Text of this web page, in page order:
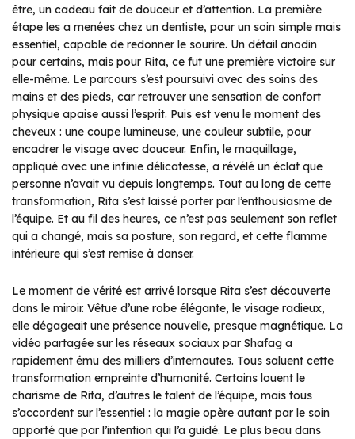
être, un cadeau fait de douceur et d’attention. La première
étape les a menées chez un dentiste, pour un soin simple mais
essentiel, capable de redonner le sourire. Un détail anodin
pour certains, mais pour Rita, ce fut une première victoire sur
elle-même. Le parcours s’est poursuivi avec des soins des
mains et des pieds, car retrouver une sensation de confort
physique apaise aussi l’esprit. Puis est venu le moment des
cheveux : une coupe lumineuse, une couleur subtile, pour
encadrer le visage avec douceur. Enfin, le maquillage,
appliqué avec une infinie délicatesse, a révélé un éclat que
personne n’avait vu depuis longtemps. Tout au long de cette
transformation, Rita s’est laissé porter par l’enthousiasme de
l’équipe. Et au fil des heures, ce n’est pas seulement son reflet
qui a changé, mais sa posture, son regard, et cette flamme
intérieure qui s’est remise à danser.
Le moment de vérité est arrivé lorsque Rita s’est découverte
dans le miroir. Vêtue d’une robe élégante, le visage radieux,
elle dégageait une présence nouvelle, presque magnétique. La
vidéo partagée sur les réseaux sociaux par Shafag a
rapidement ému des milliers d’internautes. Tous saluent cette
transformation empreinte d’humanité. Certains louent le
charisme de Rita, d’autres le talent de l’équipe, mais tous
s’accordent sur l’essentiel : la magie opère autant par le soin
apporté que par l’intention qui l’a guidé. Le plus beau dans